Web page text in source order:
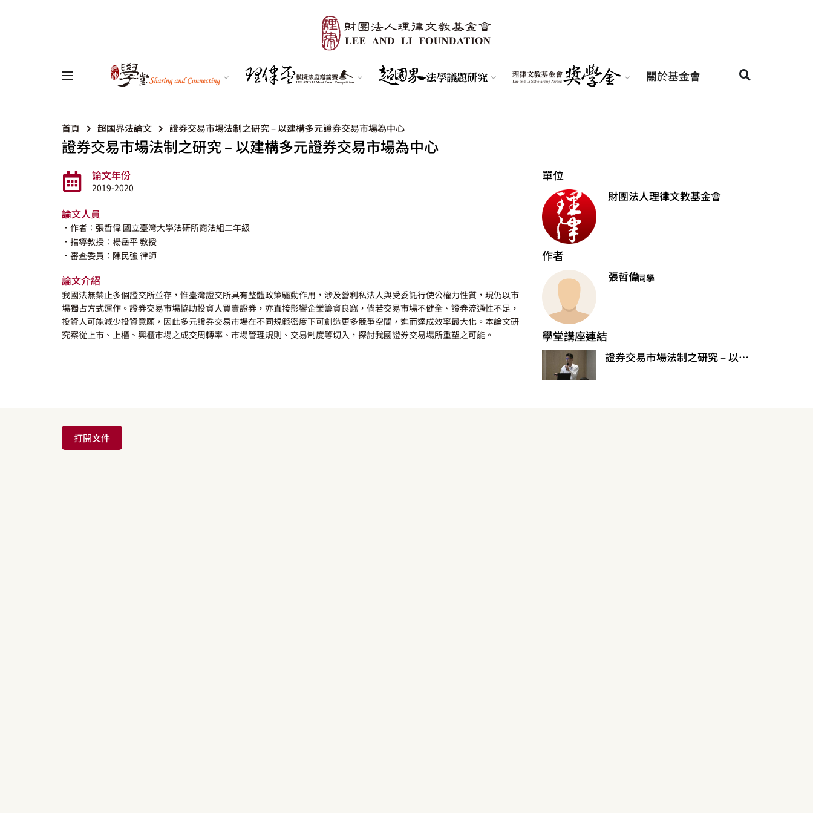
關於基金會
首頁 超國界法論文 證券交易市場法制之研究 – 以建構多元證券交易市場為中心
證券交易市場法制之研究 – 以建構多元證券交易市場為中心
論文年份
2019-2020
論文人員
．作者：張哲偉 國立臺灣大學法研所商法組二年級
．指導教授：楊岳平 教授
．審查委員：陳民強 律師
論文介紹
我國法無禁止多個證交所並存，惟臺灣證交所具有整體政策驅動作用，涉及營利私法人與受委託行使公權力性質，現仍以市
場獨占方式運作。證券交易市場協助投資人買賣證券，亦直接影響企業籌資良窳，倘若交易市場不健全、證券流通性不足，
投資人可能減少投資意願，因此多元證券交易市場在不同規範密度下可創造更多競爭空間，進而達成效率最大化。本論文研
究案從上市、上櫃、興櫃市場之成交周轉率、市場管理規則、交易制度等切入，探討我國證券交易場所重塑之可能。
單位
財團法人理律文教基金會
作者
張哲偉同學
學堂講座連結
證券交易市場法制之研究 – 以建構多元證券交易市場為中心
打開文件